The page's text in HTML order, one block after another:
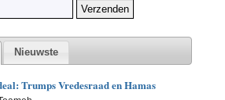
Nieuwste
Trumps Vredesraad en Hamas